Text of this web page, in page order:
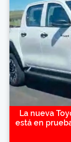
La nueva
está en